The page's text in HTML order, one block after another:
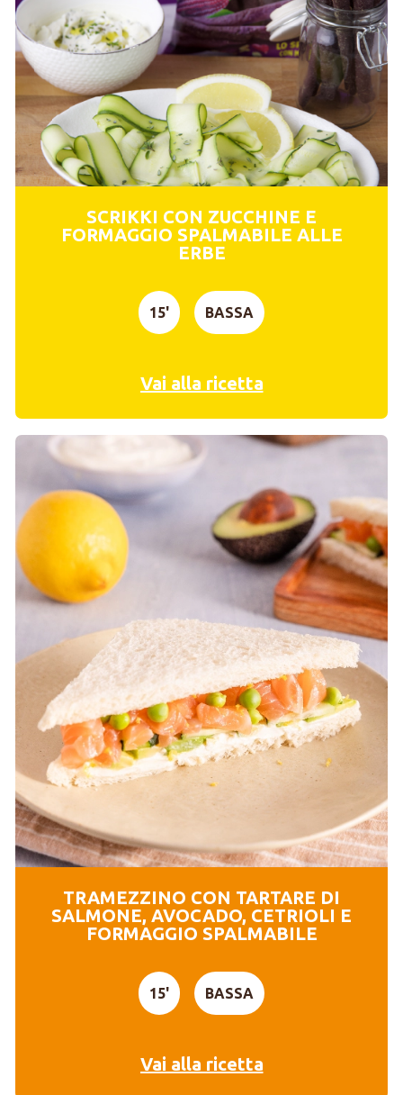
SCRIKKI CON ZUCCHINE E
FORMAGGIO SPALMABILE ALLE
ERBE
15' BASSA
Vai alla ricetta
TRAMEZZINO CON TARTARE DI
SALMONE, AVOCADO, CETRIOLI E
FORMAGGIO SPALMABILE
15' BASSA
Vai alla ricetta